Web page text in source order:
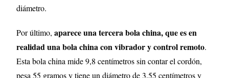
diámetro.
Por último,aparece una tercera bola china, que es en
realidad una bola china con vibrador y control remoto.
Esta bola china mide 9,8 centímetros sin contar el cordón,
pesa 55 gramos y tiene un diámetro de 3,55 centímetros y